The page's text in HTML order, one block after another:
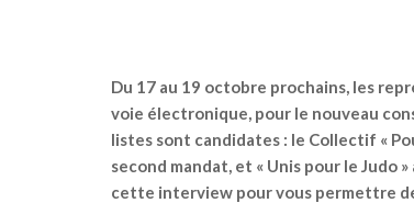
Du 17 au 19 octobre prochains, les
voie électronique, pour le nouveau
listes sont candidates : le Collectif «
second mandat, et « Unis pour le Judo
cette interview pour vous permettre